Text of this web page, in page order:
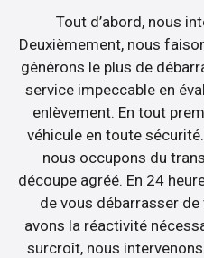
Tout d’abord, nous
Deuxièmement, nous
générons le plus de
service impeccable en
enlèvement. En tout
véhicule en toute
nous occupons du
découpe agréé. En 24
de vous débarrasser
avons la réactivité
surcroît, nous